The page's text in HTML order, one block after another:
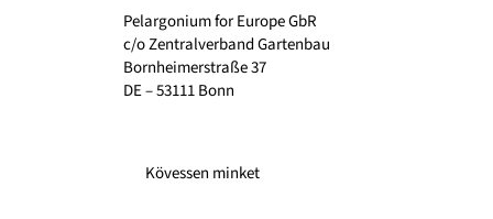
Pelargonium for Europe GbR
c/o Zentralverband Gartenbau
Bornheimerstraße 37
DE – 53111 Bonn
Kövessen minket